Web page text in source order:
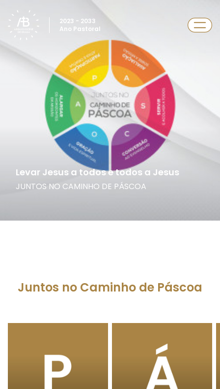
2023 - 2033
Ano Pastoral
Levar Jesus a todos e todos a Jesus
JUNTOS NO CAMINHO DE PÁSCOA
Juntos no Caminho de Páscoa